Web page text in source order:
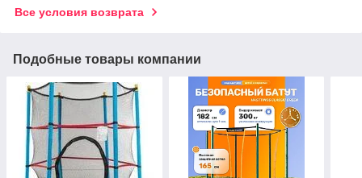
Все условия возврата
Подобные товары компании